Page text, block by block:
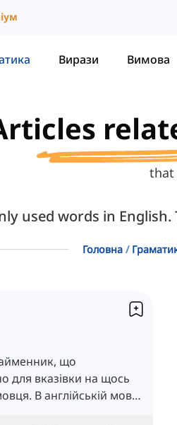
Вирази Вимова
that
used words in
Головна
що
для вказівки на щось
В англійській мові